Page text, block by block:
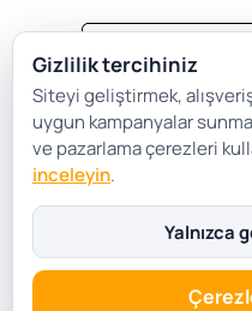
Satış Sözleşmesi
Gizlilik Politikası
Gizlilik tercihiniz
Siteyi geliştirmek,
uygun kampanyalar
ve pazarlama çerezleri
inceleyin.
Yalnızca